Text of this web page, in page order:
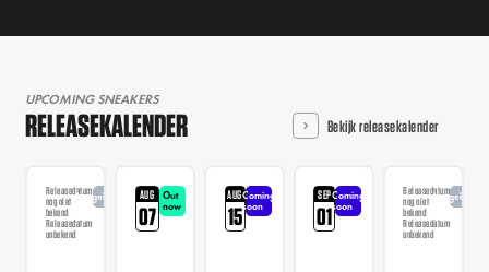
UPCOMING SNEAKERS
RELEASEKALENDER Bekijk releasekalender
Releasedatum
nog niet
bekend
Releasedatum
onbekend
Aangekondigd AUG
07
Out
now
AUG
15
Coming
soon
SEP
01
Coming
soon
Releasedatum
nog niet
bekend
Releasedatum
onbekend